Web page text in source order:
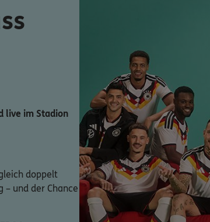
live im Stadion
doppelt
und der Chance